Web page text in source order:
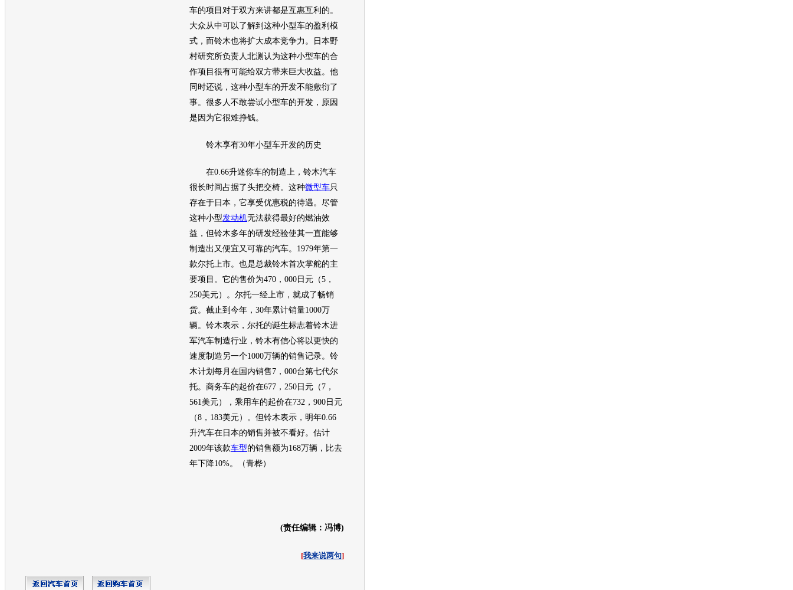
车的项目对于双方来讲都是互惠互利的。
大众从中可以了解到这种小型车的盈利模
式，而铃木也将扩大成本竞争力。日本野
村研究所负责人北测认为这种小型车的合
作项目很有可能给双方带来巨大收益。他
同时还说，这种小型车的开发不能敷衍了
事。很多人不敢尝试小型车的开发，原因
是因为它很难挣钱。
铃木享有30年小型车开发的历史
在0.66升迷你车的制造上， 铃木汽车
很长时间占据了头把交椅。这种微型车只
存在于日本，它享受优惠税的待遇。尽管
这种小型发动机无法获得最好的燃油效
益，但铃木多年的研发经验使其一直能够
制造出又便宜又可靠的汽车。1979年第一
款尔托上市。也是总裁铃木首次掌舵的主
要项目。它的售价为470，000日元（5，
250美元）。尔托一经上市，就成了畅销
货。截止到今年，30年累计销量1000万
辆。 铃木表示，尔托的诞生标志着铃木进
军汽车制造行业， 铃木有信心将以更快的
速度制造另一个1000万辆的销售记录。 铃
木计划每月在国内销售7，000台第七代尔
托。商务车的起价在677，250日元（7，
561美元），乘用车的起价在732，900日元
（8，183美元）。但铃木表示，明年0.66
升汽车在日本的销售并被不看好。估计
2009年该款车型的销售额为168万辆，比去
年下降10%。（青桦）
(责任编辑：冯博)
[我来说两句]